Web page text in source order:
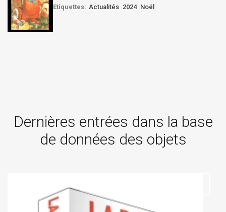
Etiquettes: Actualités 2024 Noël
Dernières entrées dans la base
de données des objets